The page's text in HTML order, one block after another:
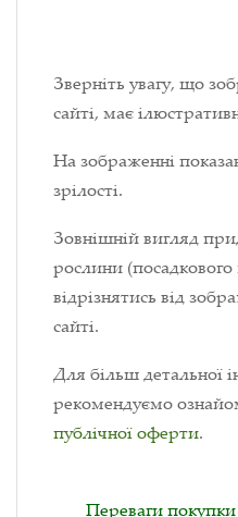
Зверніть увагу, що
сайті, має
На зображенні
зрілості.
Зовнішній вигляд
рослини
відрізнятись від
сайті.
Для більш детальної
рекомендуємо
публічної оферти.
Переваги покупки